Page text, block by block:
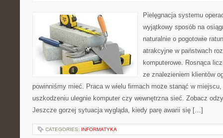
Pielęgnacja systemu
wyjątkowy sposób na
naturalnie o pogotowie
atrakcyjne w państwach
komputerowe. Rosnąca
ze znalezieniem klientów
powinniśmy mieć. Praca w wielu firmach może stanąć w
uszkodzeniu ulegnie komputer czy wewnętrzna sieć. Zobacz
Jeszcze gorzej sytuacja wygląda, kiedy parę awarii się […]
CATEGORIES: INFORMATYKA